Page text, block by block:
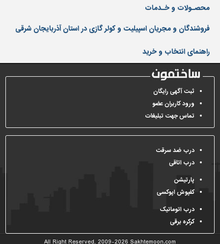
حفاظ
دیوارپوش،
سنگ
سرویس
بهداشتی
ابزار،یراق
و
ماشین
آلات
برقی،روشنایی،ایمنی
سازی
و
ساخت
و
محصـولات و خـدمات
فروشندگان و مجریان اسپیلیت و کولر گازی در استان آذربایجان شرقی
راهنمای انتخاب و خرید
ثبت آگهی رایگان
ورود کاربران عضو
تماس جهت تبلیغات
درب ضد سرقت
درب اتاقی
پارتیشن
کفپوش اپوکسی
درب اتوماتیک
کرکره برقی
All Right Reserved, 2009-2026 Sakhtemoon.com